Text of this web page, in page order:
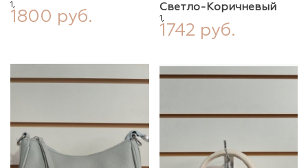
1,
1800 руб.
Светло-Коричневый
1,
1742 руб.